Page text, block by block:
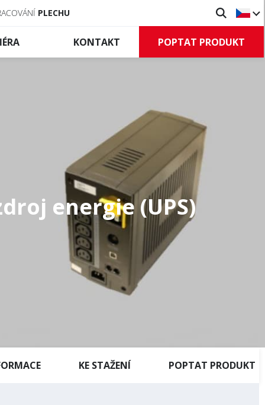
PLECHU
Průmyslová vrata
Rolovací mříže
Řízení a příslušenství
KONTAKT POPTAT PRODUKT
energie (UPS)
KE STAŽENÍ POPTAT PRODUKT